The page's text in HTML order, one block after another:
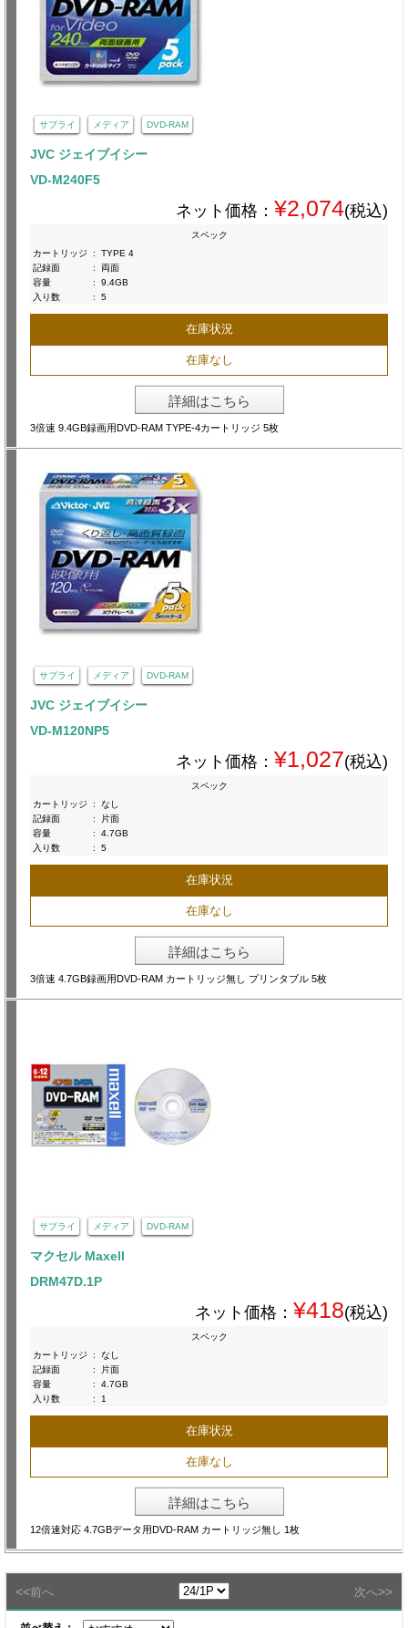
サプライ メディア DVD-RAM
JVC ジェイブイシー
VD-M240F5
ネット価格： ¥2,074(税込)
スペック
カートリッジ
:
TYPE 4
記録面
:
両面
容量
:
9.4GB
入り数
: 5
在庫状況
在庫なし
詳細はこちら
3倍速 9.4GB録画用DVD-RAM TYPE-4カートリッジ 5枚
サプライ メディア DVD-RAM
JVC ジェイブイシー
VD-M120NP5
ネット価格： ¥1,027(税込)
スペック
カートリッジ
:
なし
記録面
:
片面
容量
:
4.7GB
入り数
: 5
在庫状況
在庫なし
詳細はこちら
3倍速 4.7GB録画用DVD-RAM カートリッジ無し プリンタブル 5枚
サプライ メディア DVD-RAM
マクセル Maxell
DRM47D.1P
ネット価格： ¥418(税込)
スペック
カートリッジ
:
なし
記録面
:
片面
容量
:
4.7GB
入り数
: 1
在庫状況
在庫なし
詳細はこちら
12倍速対応 4.7GBデータ用DVD-RAM カートリッジ無し 1枚
<<前へ 次へ>>